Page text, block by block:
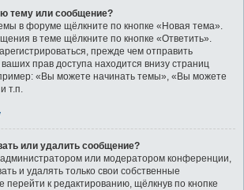
тему или сообщение?
в форуме щёлкните по кнопке «Новая тема».
в теме щёлкните по кнопке «Ответить».
прежде чем отправить
прав доступа находится внизу страниц
«Вы можете начинать темы», «Вы можете
т.п.
или удалить сообщение?
или модератором конференции,
и удалять только свои собственные
к редактированию, щёлкнув по кнопке